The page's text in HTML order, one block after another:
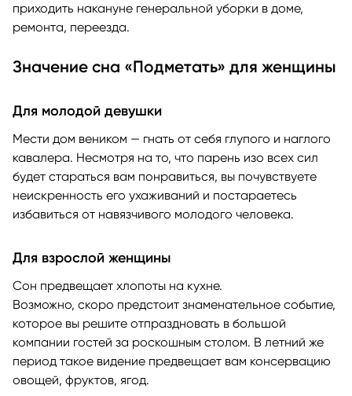
приходить накануне генеральной уборки в доме,
ремонта, переезда.
Значение сна «Подметать» для женщины
Для молодой девушки
Мести дом веником — гнать от себя глупого и наглого
кавалера. Несмотря на то, что парень изо всех сил
будет стараться вам понравиться, вы почувствуете
неискренность его ухаживаний и постараетесь
избавиться от навязчивого молодого человека.
Для взрослой женщины
Сон предвещает хлопоты на кухне.
Возможно, скоро предстоит знаменательное событие,
которое вы решите отпраздновать в большой
компании гостей за роскошным столом. В летний же
период такое видение предвещает вам консервацию
овощей, фруктов, ягод.